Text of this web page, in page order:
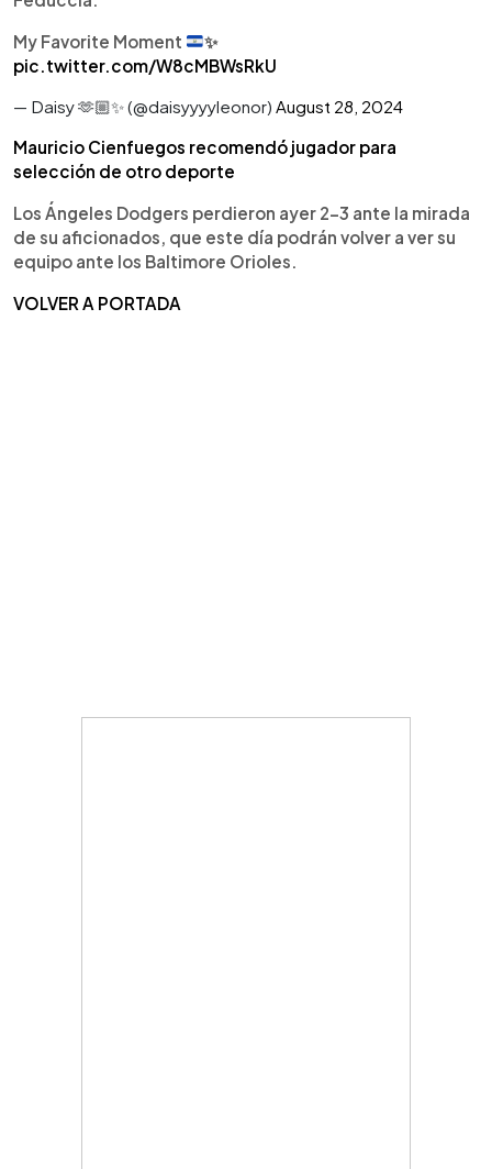
My Favorite Moment
✨
pic.twitter.com/W8cMBWsRkU
— Daisy 🫶🏼✨ (@daisyyyyleonor) August 28, 2024
Mauricio Cienfuegos recomendó jugador para
selección de otro deporte
Los Ángeles Dodgers perdieron ayer 2-3 ante la mirada
de su aficionados, que este día podrán volver a ver su
equipo ante los Baltimore Orioles.
VOLVER A PORTADA